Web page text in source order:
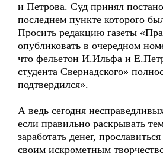
и Петрова. Суд принял
последнем пункте которого
Просить редакцию газеты
опубликовать в очередном
что фельетон И.Ильфа и
студента Свернадского»
подтвердился».
А ведь сегодня
если правильно раскрывать
заработать денег,
своим искрометным